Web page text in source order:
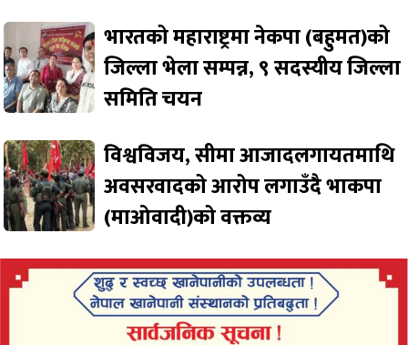
भारतको महाराष्ट्रमा नेकपा (बहुमत)को
जिल्ला भेला सम्पन्न, ९ सदस्यीय जिल्ला
समिति चयन
विश्वविजय, सीमा आजादलगायतमाथि
अवसरवादको आरोप लगाउँदै भाकपा
(माओवादी)को वक्तव्य